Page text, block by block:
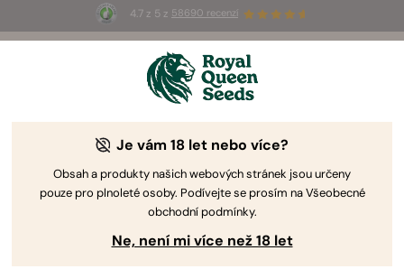
4.7 z 5 z 58690 recenzí
3 semínka White Widow Auto
The RQS Blog
Konopná Věda a Kvalita Života
Je vám 18 let nebo více?
Obsah a produkty našich webových stránek jsou určeny
pouze pro plnoleté osoby. Podívejte se prosím na Všeobecné
obchodní podmínky.
Ne, není mi více než 18 let